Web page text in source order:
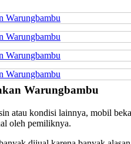
Warungbambu
atau kondisi lainnya, mobil
oleh pemiliknya.